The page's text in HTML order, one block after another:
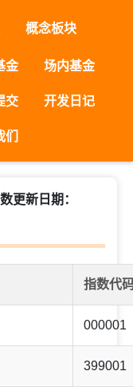
概念板块
金
场内基金
交
开发日记
们
更新日期：
指数代
000001
399001